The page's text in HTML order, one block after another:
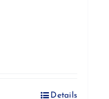
Details